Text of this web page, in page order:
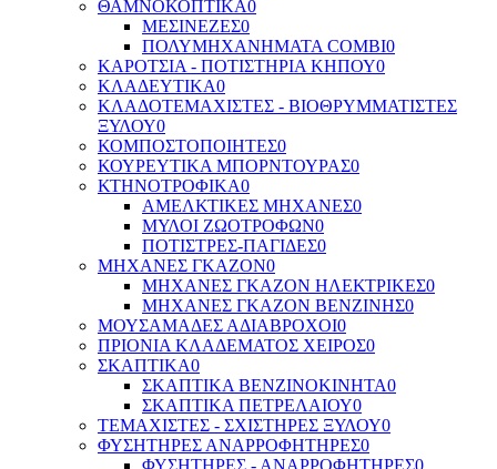
ΘΑΜΝΟΚΟΠΤΙΚΑ0
ΜΕΣΙΝΕΖΕΣ0
ΠΟΛΥΜΗΧΑΝΗΜΑΤΑ COMBI0
ΚΑΡΟΤΣΙΑ - ΠΟΤΙΣΤΗΡΙΑ ΚΗΠΟΥ0
ΚΛΑΔΕΥΤΙΚΑ0
ΚΛΑΔΟΤΕΜΑΧΙΣΤΕΣ - ΒΙΟΘΡΥΜΜΑΤΙΣΤΕΣ
ΞΥΛΟΥ0
ΚΟΜΠΟΣΤΟΠΟΙΗΤΕΣ0
ΚΟΥΡΕΥΤΙΚΑ ΜΠΟΡΝΤΟΥΡΑΣ0
ΚΤΗΝΟΤΡΟΦΙΚΑ0
ΑΜΕΛΚΤΙΚΕΣ ΜΗΧΑΝΕΣ0
ΜΥΛΟΙ ΖΩΟΤΡΟΦΩΝ0
ΠΟΤΙΣΤΡΕΣ-ΠΑΓΙΔΕΣ0
ΜΗΧΑΝΕΣ ΓΚΑΖΟΝ0
ΜΗΧΑΝΕΣ ΓΚΑΖΟΝ ΗΛΕΚΤΡΙΚΕΣ0
ΜΗΧΑΝΕΣ ΓΚΑΖΟΝ ΒΕΝΖΙΝΗΣ0
ΜΟΥΣΑΜΑΔΕΣ ΑΔΙΑΒΡΟΧΟΙ0
ΠΡΙΟΝΙΑ ΚΛΑΔΕΜΑΤΟΣ ΧΕΙΡΟΣ0
ΣΚΑΠΤΙΚΑ0
ΣΚΑΠΤΙΚΑ ΒΕΝΖΙΝΟΚΙΝΗΤΑ0
ΣΚΑΠΤΙΚΑ ΠΕΤΡΕΛΑΙΟΥ0
ΤΕΜΑΧΙΣΤΕΣ - ΣΧΙΣΤΗΡΕΣ ΞΥΛΟΥ0
ΦΥΣΗΤΗΡΕΣ ΑΝΑΡΡΟΦΗΤΗΡΕΣ0
ΦΥΣΗΤΗΡΕΣ - ΑΝΑΡΡΟΦΗΤΗΡΕΣ0